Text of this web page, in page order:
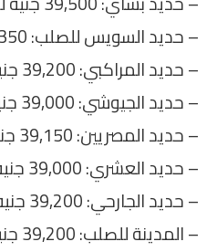
– حديد السويس للصلب: 39,350 جنيه للطن.
– حديد المراكبي: 39,200 جنيه للطن.
– حديد الجيوشي: 39,000 جنيه للطن.
– حديد المصريين: 39,150 جنيهًا للطن.
– حديد العشري: 39,000 جنيه للطن.
– حديد الجارحي: 39,200 جنيه للطن.
– المدينة للصلب: 39,200 جنيه للطن.